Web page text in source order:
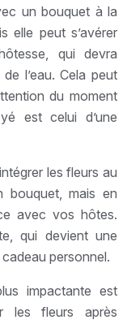
un bouquet à la
elle peut s’avérer
qui devra
l’eau. Cela peut
du moment
est celui d’une
les fleurs au
bouquet, mais en
avec vos hôtes.
qui devient une
personnel.
impactante est
les fleurs après